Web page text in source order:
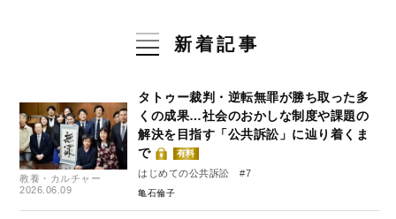
新着記事
教養・カルチャー
2026.06.09
タトゥー裁判・逆転無罪が勝ち取った多
くの成果…社会のおかしな制度や課題の
解決を目指す「公共訴訟」に辿り着くま
で
有料
はじめての公共訴訟 #7
亀石倫子